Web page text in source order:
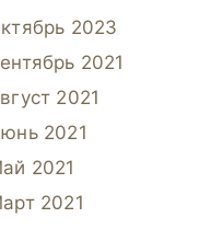
2023
2021
2021
2021
2021
2021